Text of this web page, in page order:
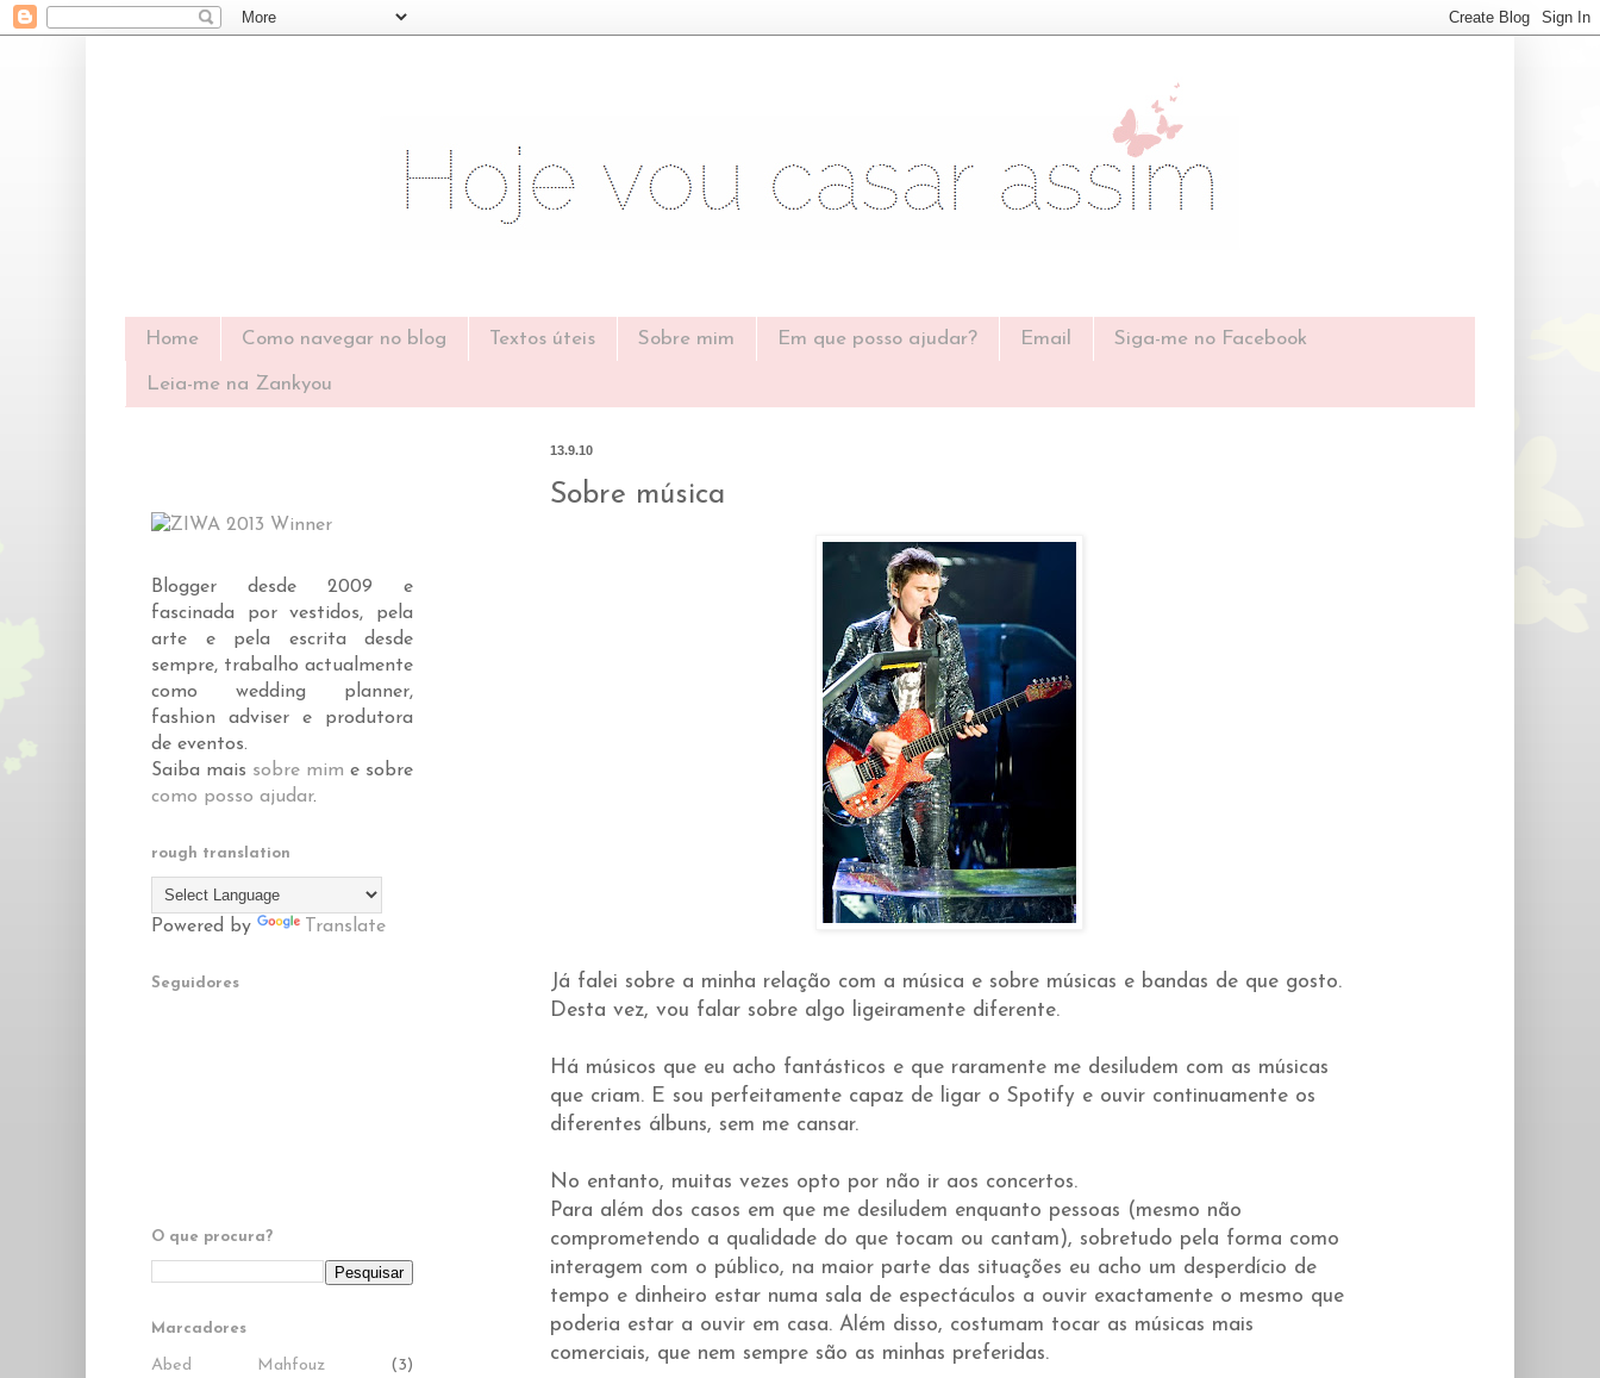
Home Como navegar no blog Textos úteis Sobre mim Em que posso ajudar? Email Siga-me no Facebook
Leia-me na Zankyou
13.9.10
Sobre música
Já falei sobre a minha relação com a música e sobre músicas e bandas de que gosto.
Desta vez, vou falar sobre algo ligeiramente diferente.
Há músicos que eu acho fantásticos e que raramente me desiludem com as músicas
que criam. E sou perfeitamente capaz de ligar o Spotify e ouvir continuamente os
diferentes álbuns, sem me cansar.
No entanto, muitas vezes opto por não ir aos concertos.
Para além dos casos em que me desiludem enquanto pessoas (mesmo não
comprometendo a qualidade do que tocam ou cantam), sobretudo pela forma como
interagem com o público, na maior parte das situações eu acho um desperdício de
tempo e dinheiro estar numa sala de espectáculos a ouvir exactamente o mesmo que
poderia estar a ouvir em casa. Além disso, costumam tocar as músicas mais
comerciais, que nem sempre são as minhas preferidas.
Blogger desde 2009 e
fascinada por vestidos, pela
arte e pela escrita desde
sempre, trabalho actualmente
como wedding planner,
fashion adviser e produtora
de eventos.
Saiba mais sobre mim e sobre
como posso ajudar.
rough translation
Powered by Translate
Seguidores
O que procura?
Marcadores
Abed Mahfouz (3)